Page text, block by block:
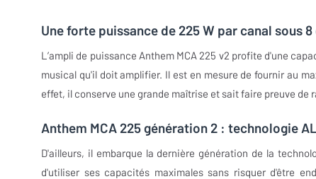
Une forte puissance de 225 W par canal sous
L’ampli de puissance Anthem MCA 225 v2 profite d'une
musical qu'il doit amplifier. Il est en mesure de fournir au
effet, il conserve une grande maîtrise et sait faire preuve
Anthem MCA 225 génération 2 : technologie
D'ailleurs, il embarque la dernière génération de la
d'utiliser ses capacités maximales sans risquer d'être